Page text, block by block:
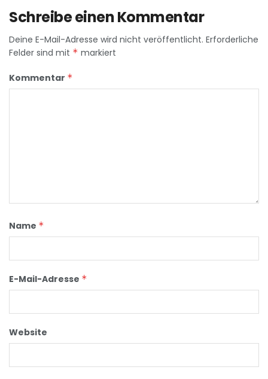
Schreibe einen Kommentar
Deine E-Mail-Adresse wird nicht veröffentlicht. Erforderliche
Felder sind mit * markiert
Kommentar *
Name *
E-Mail-Adresse *
Website